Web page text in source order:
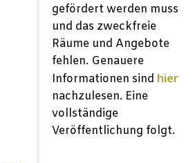
gefördert werden muss
und das zweckfreie
Räume und Angebote
fehlen. Genauere
Informationen sind hier
nachzulesen. Eine
vollständige
Veröffentlichung folgt.